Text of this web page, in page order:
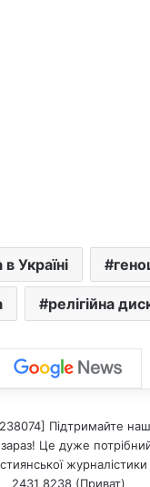
в Україні
релігійна
Підтримайте
Це дуже
2431 8238 (Приват)